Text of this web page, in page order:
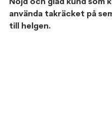
använda takräcket på
till helgen.